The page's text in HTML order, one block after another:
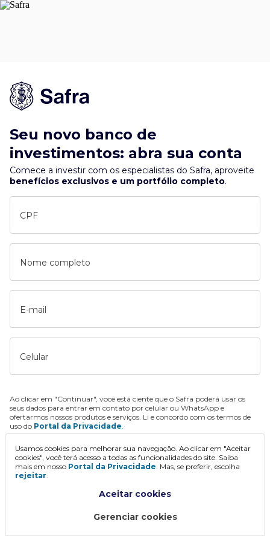
Seu novo banco de
investimentos: abra sua conta
Comece a investir com os especialistas do Safra, aproveite
benefícios exclusivos e um portfólio completo.
CPF
Nome completo
E-mail
Celular
Ao clicar em "Continuar", você está ciente que o Safra poderá usar os
seus dados para entrar em contato por celular ou WhatsApp e
ofertarmos nossos produtos e serviços. Li e concordo com os termos de
uso do Portal da Privacidade.
Continuar
Usamos cookies para melhorar sua navegação. Ao clicar em "Aceitar
cookies", você terá acesso a todas as funcionalidades do site. Saiba
mais em nosso Portal da Privacidade. Mas, se preferir, escolha
rejeitar.
Aceitar cookies
Gerenciar cookies